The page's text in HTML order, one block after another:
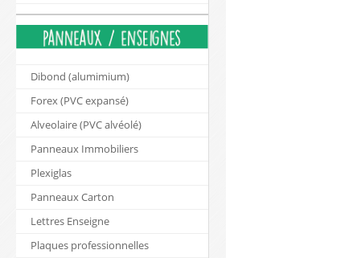
Dibond (alumimium)
Forex (PVC expansé)
Alveolaire (PVC alvéolé)
Panneaux Immobiliers
Plexiglas
Panneaux Carton
Lettres Enseigne
Plaques professionnelles